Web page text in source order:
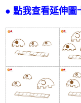
● 點我查看延伸圖